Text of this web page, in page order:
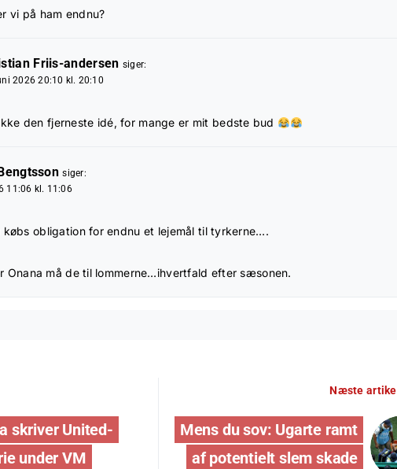
vi på ham endnu?
Friis-andersen siger:
2026 20:10 kl. 20:10
den fjerneste idé, for mange er mit bedste bud
siger:
11:06 kl. 11:06
obligation for endnu et lejemål til tyrkerne….
Onana må de til lommerne…ihvertfald efter sæsonen.
skriver United-
under VM
Næste artikel
Mens du sov: Ugarte ramt
af potentielt slem skade